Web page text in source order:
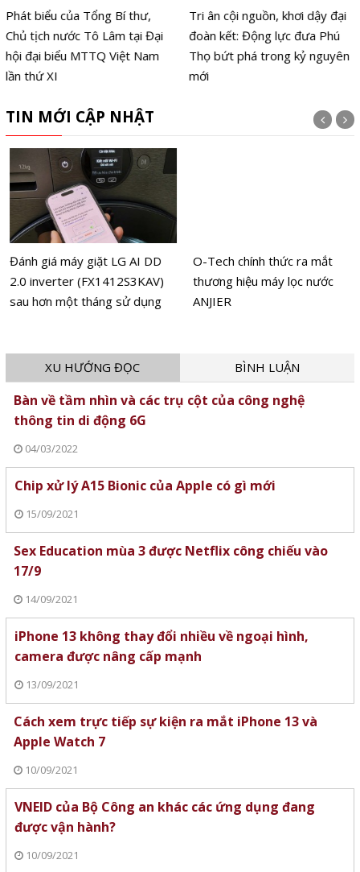
Phát biểu của Tổng Bí thư,
Chủ tịch nước Tô Lâm tại Đại
hội đại biểu MTTQ Việt Nam
lần thứ XI
Tri ân cội nguồn, khơi dậy đại
đoàn kết: Động lực đưa Phú
Thọ bứt phá trong kỷ nguyên
mới
TIN MỚI CẬP NHẬT
Đánh giá máy giặt LG AI DD
2.0 inverter (FX1412S3KAV)
sau hơn một tháng sử dụng
O-Tech chính thức ra mắt
thương hiệu máy lọc nước
ANJIER
XU HƯỚNG ĐỌC BÌNH LUẬN
Bàn về tầm nhìn và các trụ cột của công nghệ
thông tin di động 6G
04/03/2022
Chip xử lý A15 Bionic của Apple có gì mới
15/09/2021
Sex Education mùa 3 được Netflix công chiếu vào
17/9
14/09/2021
iPhone 13 không thay đổi nhiều về ngoại hình,
camera được nâng cấp mạnh
13/09/2021
Cách xem trực tiếp sự kiện ra mắt iPhone 13 và
Apple Watch 7
10/09/2021
VNEID của Bộ Công an khác các ứng dụng đang
được vận hành?
10/09/2021